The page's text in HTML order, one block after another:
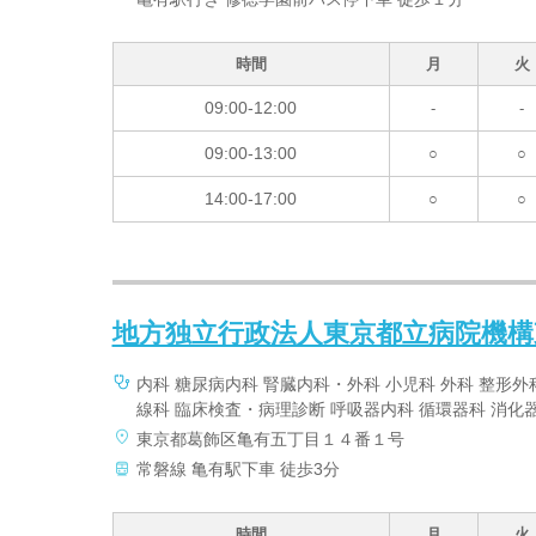
時間 月 火
09:00-12:00 - -
09:00-13:00 ○ ○
14:00-17:00 ○ ○
地方独立行政法人東京都立病院機
内科 糖尿病内科 腎臓内科・外科 小児科 外科 整形
線科 臨床検査・病理診断 呼吸器内科 循環器科 消化
東京都葛飾区亀有五丁目１４番１号
常磐線 亀有駅下車 徒歩3分